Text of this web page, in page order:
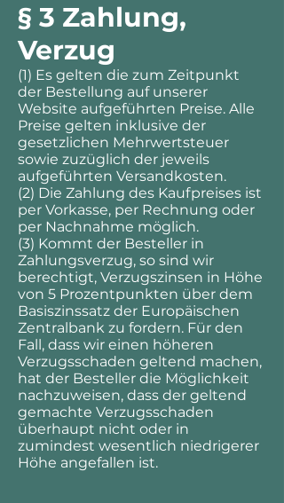
§ 3 Zahlung,
Verzug
(1) Es gelten die zum Zeitpunkt
der Bestellung auf unserer
Website aufgeführten Preise. Alle
Preise gelten inklusive der
gesetzlichen Mehrwertsteuer
sowie zuzüglich der jeweils
aufgeführten Versandkosten.
(2) Die Zahlung des Kaufpreises ist
per Vorkasse, per Rechnung oder
per Nachnahme möglich.
(3) Kommt der Besteller in
Zahlungsverzug, so sind wir
berechtigt, Verzugszinsen in Höhe
von 5 Prozentpunkten über dem
Basiszinssatz der Europäischen
Zentralbank zu fordern. Für den
Fall, dass wir einen höheren
Verzugsschaden geltend machen,
hat der Besteller die Möglichkeit
nachzuweisen, dass der geltend
gemachte Verzugsschaden
überhaupt nicht oder in
zumindest wesentlich niedrigerer
Höhe angefallen ist.